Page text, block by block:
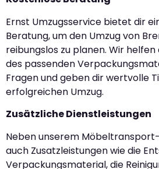
Ernst Umzugsservice bietet dir
Beratung, um den Umzug von
reibungslos zu planen. Wir
des passenden
Fragen und geben dir wertvolle
erfolgreichen Umzug.
Zusätzliche Dienstleistungen
Neben unserem
auch Zusatzleistungen wie die
Verpackungsmaterial, die